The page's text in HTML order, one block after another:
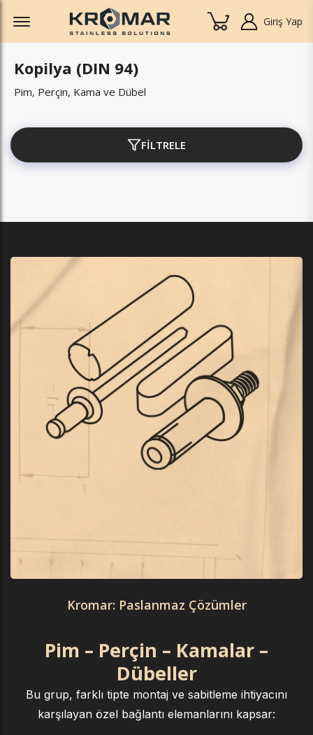
Offcanvas Menu Open
Giriş Yap
Kopilya (DIN 94)
Pim, Perçin, Kama ve Dübel
FİLTRELE
Kromar: Paslanmaz Çözümler
Pim – Perçin – Kamalar –
Dübeller
Bu grup, farklı tipte montaj ve sabitleme ihtiyacını
karşılayan özel bağlantı elemanlarını kapsar: